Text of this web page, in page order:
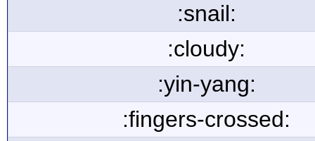
:snail:
:cloudy:
:yin-yang:
:fingers-crossed: